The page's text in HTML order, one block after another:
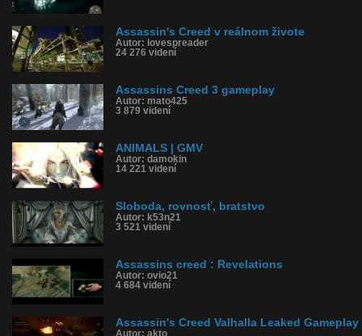
Assassin's Creed v reálnom živote
Autor: lovespreader
24 276 videní
Assassins Creed 3 gameplay
Autor: mato425
3 879 videní
ANIMALS | GMV
Autor: damokin
14 221 videní
Sloboda, rovnosť, bratstvo
Autor: k53n21
3 521 videní
Assassins creed : Revelations
Autor: ovio21
4 684 videní
Assassin's Creed Valhalla Leaked Gameplay
Autor: akto